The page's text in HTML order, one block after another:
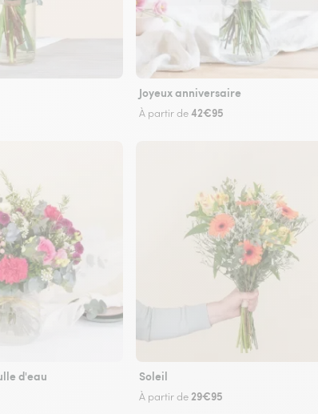
Joyeux anniversaire
À partir de42€95
d'eau Soleil
À partir de 29€95